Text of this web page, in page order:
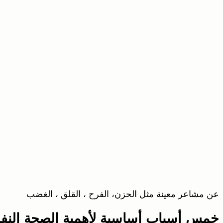
عن مشاعر معينة مثل الحزن، الفرح ، القلق ، الغضب
خمس أسباب أساسية لأهمية الصحة